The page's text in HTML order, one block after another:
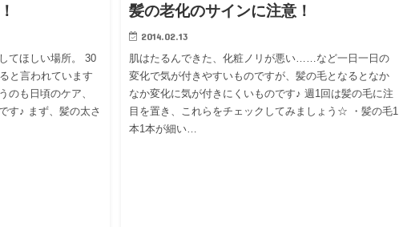
てほしい場所。 30
と言われています
のも日頃のケア、
す♪ まず、髪の太さ
髪の老化のサインに注意！
2014.02.13
肌はたるんできた、化粧ノリが悪い……など一日一日の
変化で気が付きやすいものですが、髪の毛となるとなか
なか変化に気が付きにくいものです♪ 週1回は髪の毛に注
目を置き、これらをチェックしてみましょう☆ ・髪の毛1
本1本が細い…